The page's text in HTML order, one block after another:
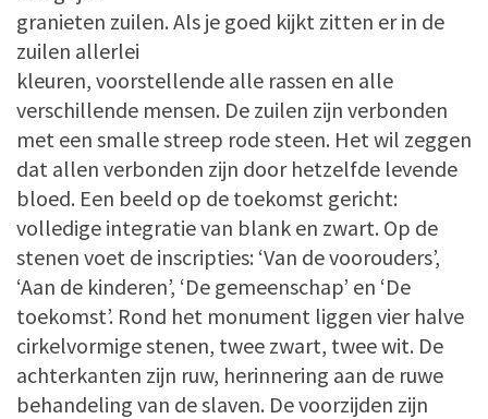
granieten zuilen. Als je goed kijkt zitten er in de
zuilen allerlei
kleuren, voorstellende alle rassen en alle
verschillende mensen. De zuilen zijn verbonden
met een smalle streep rode steen. Het wil zeggen
dat allen verbonden zijn door hetzelfde levende
bloed. Een beeld op de toekomst gericht:
volledige integratie van blank en zwart. Op de
stenen voet de inscripties: ‘Van de voorouders’,
‘Aan de kinderen’, ‘De gemeenschap’ en ‘De
toekomst’. Rond het monument liggen vier halve
cirkelvormige stenen, twee zwart, twee wit. De
achterkanten zijn ruw, herinnering aan de ruwe
behandeling van de slaven. De voorzijden zijn